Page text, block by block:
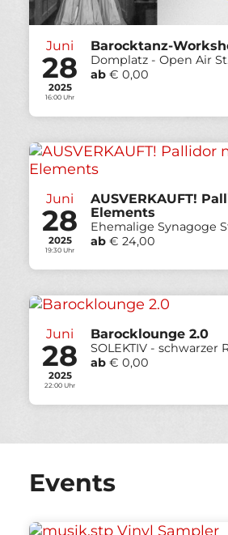
Juni
28
2025
16:00 Uhr
Barocktanz-
Domplatz - Open Air
ab € 0,00
Juni
28
2025
19:30 Uhr
AUSVERKAUFT!
Elements
Ehemalige Synagoge
ab € 24,00
Juni
28
2025
22:00 Uhr
Barocklounge 2.0
SOLEKTIV - schwarzer
ab € 0,00
Events